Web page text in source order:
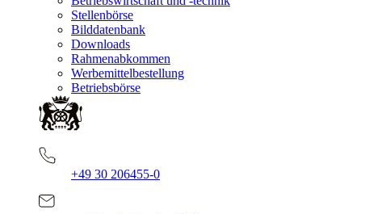
Stellenbörse
Bilddatenbank
Downloads
Rahmenabkommen
Werbemittelbestellung
Betriebsbörse
+49 30 206455-0